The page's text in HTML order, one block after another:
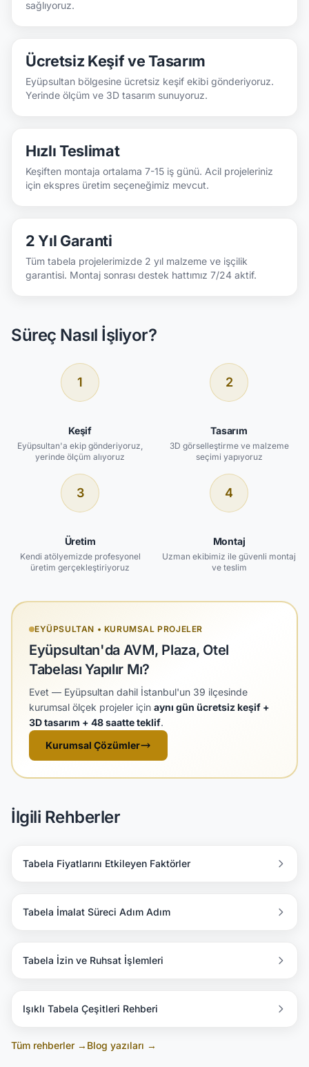
sağlıyoruz.
Ücretsiz Keşif ve Tasarım
Eyüpsultan bölgesine ücretsiz keşif ekibi gönderiyoruz.
Yerinde ölçüm ve 3D tasarım sunuyoruz.
Hızlı Teslimat
Keşiften montaja ortalama 7-15 iş günü. Acil projeleriniz
için ekspres üretim seçeneğimiz mevcut.
2 Yıl Garanti
Tüm tabela projelerimizde 2 yıl malzeme ve işçilik
garantisi. Montaj sonrası destek hattımız 7/24 aktif.
Süreç Nasıl İşliyor?
1
Keşif
Eyüpsultan'a ekip gönderiyoruz,
yerinde ölçüm alıyoruz
2
Tasarım
3D görselleştirme ve malzeme
seçimi yapıyoruz
3
Üretim
Kendi atölyemizde profesyonel
üretim gerçekleştiriyoruz
4
Montaj
Uzman ekibimiz ile güvenli montaj
ve teslim
EYÜPSULTAN • KURUMSAL PROJELER
Eyüpsultan'da AVM, Plaza, Otel
Tabelası Yapılır Mı?
Evet — Eyüpsultan dahil İstanbul'un 39 ilçesinde
kurumsal ölçek projeler için aynı gün ücretsiz keşif +
3D tasarım + 48 saatte teklif.
Kurumsal Çözümler
İlgili Rehberler
Tabela Fiyatlarını Etkileyen Faktörler
Tabela İmalat Süreci Adım Adım
Tabela İzin ve Ruhsat İşlemleri
Işıklı Tabela Çeşitleri Rehberi
Tüm rehberler → Blog yazıları →